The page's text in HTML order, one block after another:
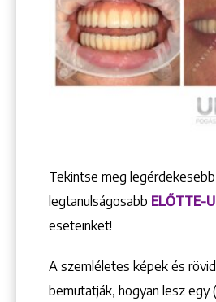
1148 Budapest, Örs
Keresés
Tekintse meg
legtanulságosabb ELŐTTE-
eseteinket!
A szemléletes képek és
bemutatják, hogyan lesz egy